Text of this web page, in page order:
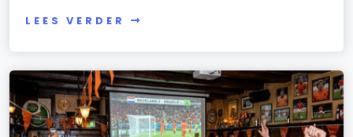
Oosterparkbuurt
Oostzanerwerf
Osdorp-Midden
Osdorp-Oost
LEES VERDER